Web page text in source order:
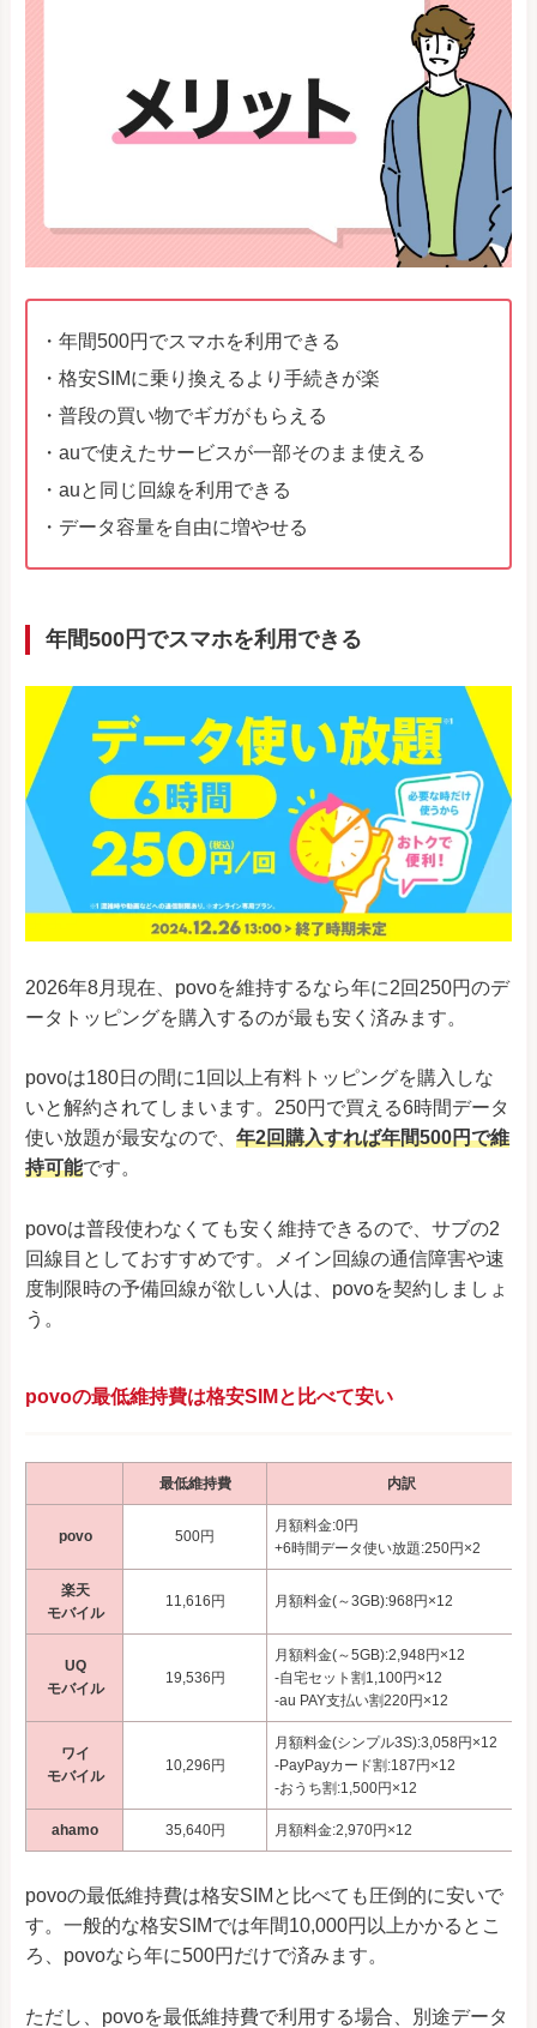
・年間500円でスマホを利用できる
・格安SIMに乗り換えるより手続きが楽
・普段の買い物でギガがもらえる
・auで使えたサービスが一部そのまま使える
・auと同じ回線を利用できる
・データ容量を自由に増やせる
年間500円でスマホを利用できる
2026年8月現在、povoを維持するなら年に2回250円のデ
ータトッピングを購入するのが最も安く済みます。
povoは180日の間に1回以上有料トッピングを購入しな
いと解約されてしまいます。250円で買える6時間データ
使い放題が最安なので、 年2回購入すれば年間500円で維
持可能です。
povoは普段使わなくても安く維持できるので、サブの2
回線目としておすすめです。メイン回線の通信障害や速
度制限時の予備回線が欲しい人は、povoを契約しましょ
う。
povoの最低維持費は格安SIMと比べて安い
最低維持費 内訳
povo 500円
月額料金:0円
+6時間データ使い放題:250円×2
楽天
モバイル
11,616円 月額料金(～3GB):968円×12
UQ
モバイル
19,536円
月額料金(～5GB):2,948円×12
-自宅セット割1,100円×12
-au PAY支払い割220円×12
ワイ
モバイル
10,296円
月額料金(シンプル3S):3,058円×12
-PayPayカード割:187円×12
-おうち割:1,500円×12
ahamo 35,640円 月額料金:2,970円×12
povoの最低維持費は格安SIMと比べても圧倒的に安いで
す。一般的な格安SIMでは年間10,000円以上かかるとこ
ろ、povoなら年に500円だけで済みます。
ただし、povoを最低維持費で利用する場合、別途データ